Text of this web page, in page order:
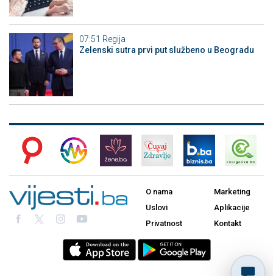
07:51 Regija
Zelenski sutra prvi put službeno u Beogradu
O nama
Uslovi
Privatnost
Marketing
Aplikacije
Kontakt